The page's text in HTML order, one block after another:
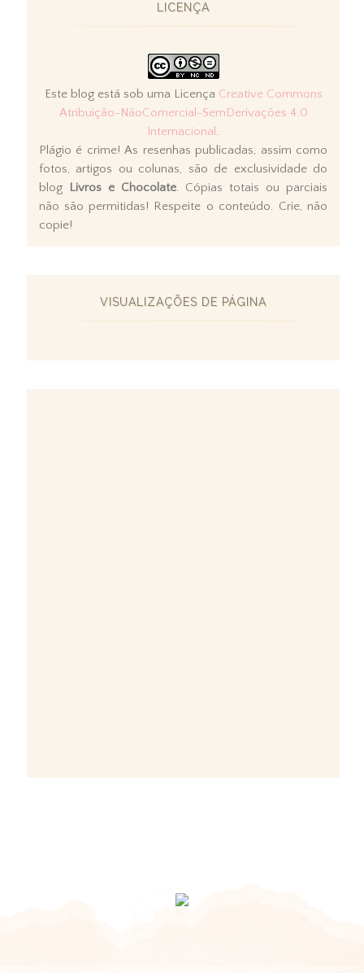
LICENÇA
Este blog está sob uma Licença Creative Commons
Atribuição-NãoComercial-SemDerivações 4.0
Internacional .
Plágio é crime! As resenhas publicadas, assim como
fotos, artigos ou colunas, são de exclusividade do
blog Livros e Chocolate. Cópias totais ou parciais
não são permitidas! Respeite o conteúdo. Crie, não
copie!
VISUALIZAÇÕES DE PÁGINA